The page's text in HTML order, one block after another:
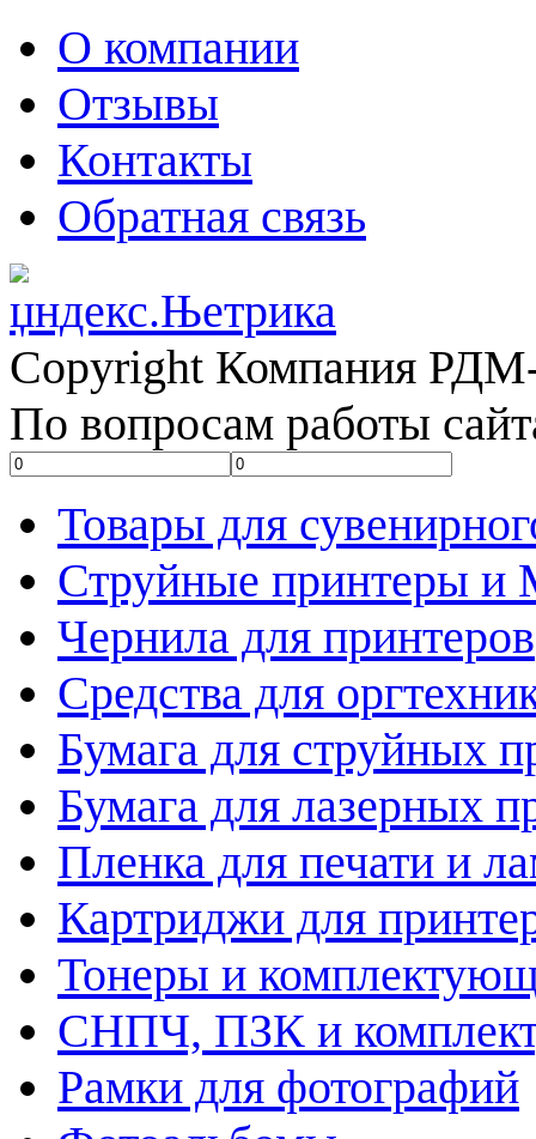
О компании
Отзывы
Контакты
Обратная связь
Copyright Компания
По вопросам работы
Товары для
Струйные принтеры
Чернила для принтеров
Средства для
Бумага для струйных
Бумага для лазерных
Пленка для печати и
Картриджи для
Тонеры и
СНПЧ, ПЗК и
Рамки для фотографий